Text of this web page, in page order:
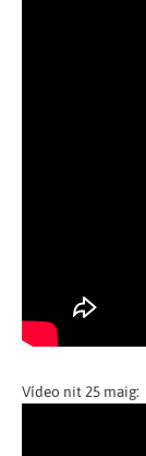
Vídeo nit 25 maig: